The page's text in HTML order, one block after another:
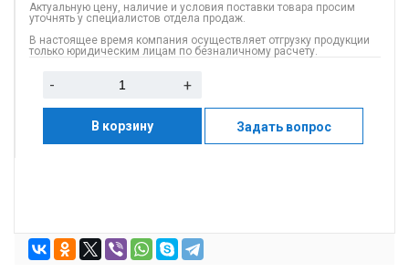
Актуальную цену, наличие и условия поставки товара просим
уточнять у специалистов отдела продаж.
В настоящее время компания осуществляет отгрузку продукции
только юридическим лицам по безналичному расчету.
- +
В корзину Задать вопрос